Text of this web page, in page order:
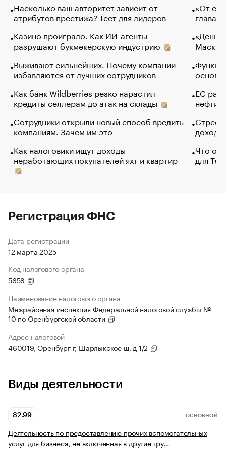
Насколько ваш авторитет зависит от
атрибутов престижа? Тест для лидеров
Казино проиграло. Как ИИ-агенты
разрушают букмекерскую индустрию
Выживают сильнейших. Почему компании
избавляются от лучших сотрудников
Как банк Wildberries резко нарастил
кредиты селлерам до атак на склады
Сотрудники открыли новый способ вредить
компаниям. Зачем им это
Как налоговики ищут доходы
неработающих покупателей яхт и квартир
«От
глава
Маск в
основ
ЕС
нефти
Что
для
Регистрация ФНС
Дата регистрации
12 марта 2025
Код налогового органа
5658
Наименование налогового органа
Межрайонная инспекция Федеральной налоговой службы №
10 по Оренбургской области
Адрес налоговой
460019, Оренбург г, Шарлыкское ш, д 1/2
Виды деятельности
82.99 ОСНОВНОЙ
Деятельность по предоставлению прочих вспомогательных
услуг для бизнеса, не включенная в другие гру…